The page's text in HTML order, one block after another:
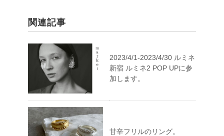
関連記事
2023/4/1-2023/4/30 ルミネ
新宿 ルミネ2 POP UPに参
加します。
甘辛フリルのリング。